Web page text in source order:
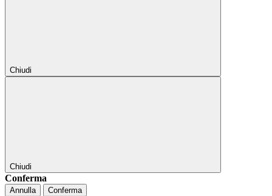
Chiudi
Chiudi
Conferma
Annulla Conferma